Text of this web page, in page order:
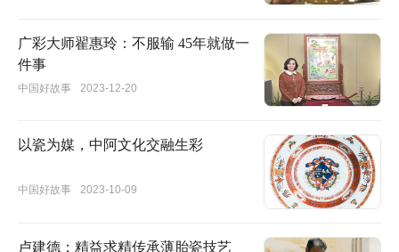
广彩大师翟惠玲：不服输 45年就做一
件事
中国好故事 2023-12-20
以瓷为媒，中阿文化交融生彩
中国好故事 2023-10-09
卢建德：精益求精传承薄胎瓷技艺